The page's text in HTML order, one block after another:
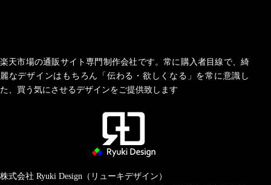
楽天市場の通販サイト専門制作会社です。常に購入者目線で、綺
麗なデザインはもちろん「伝わる・欲しくなる」を常に意識し
た、買う気にさせるデザインをご提供致します
株式会社 Ryuki Design（リューキデザイン）